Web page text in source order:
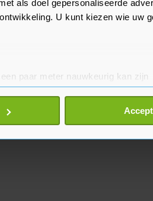
als doel gepersonaliseerde
U kunt kiezen wie uw
paar meter nauwkeurig kan zijn
eigenschappen
uw voorkeuren in het